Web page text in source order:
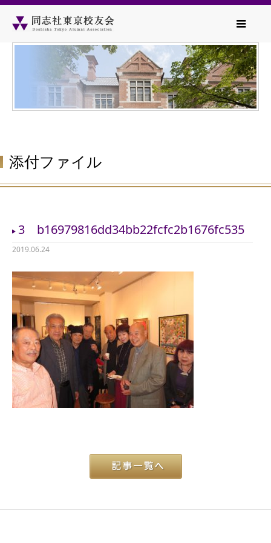
添付ファイル
3 b16979816dd34bb22fcfc2b1676fc535
2019.06.24